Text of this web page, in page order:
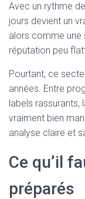
Avec un rythme
jours devient un
alors comme une
réputation peu
Pourtant, ce
années. Entre
labels rassurants,
vraiment bien
analyse claire et
Ce qu’il
préparés